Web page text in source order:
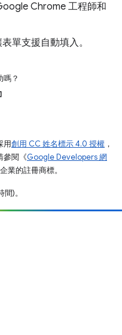
Chrome 工程師和
單支援自動填入。
嗎？
用創用 CC 姓名標示 4.0 授權 ，
參閱《Google Developers 網
業的註冊商標。
)。